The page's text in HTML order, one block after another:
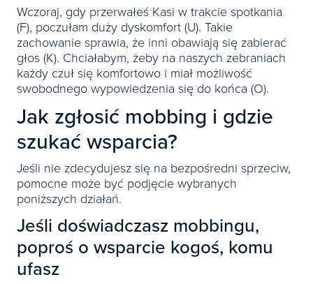
Wczoraj, gdy przerwałeś Kasi w trakcie spotkania
(F), poczułam duży dyskomfort (U). Takie
zachowanie sprawia, że inni obawiają się zabierać
głos (K). Chciałabym, żeby na naszych zebraniach
każdy czuł się komfortowo i miał możliwość
swobodnego wypowiedzenia się do końca (O).
Jak zgłosić mobbing i gdzie
szukać wsparcia?
Jeśli nie zdecydujesz się na bezpośredni sprzeciw,
pomocne może być podjęcie wybranych
poniższych działań.
Jeśli doświadczasz mobbingu,
poproś o wsparcie kogoś, komu
ufasz